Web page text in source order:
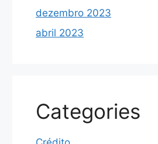
dezembro 2023
abril 2023
Categories